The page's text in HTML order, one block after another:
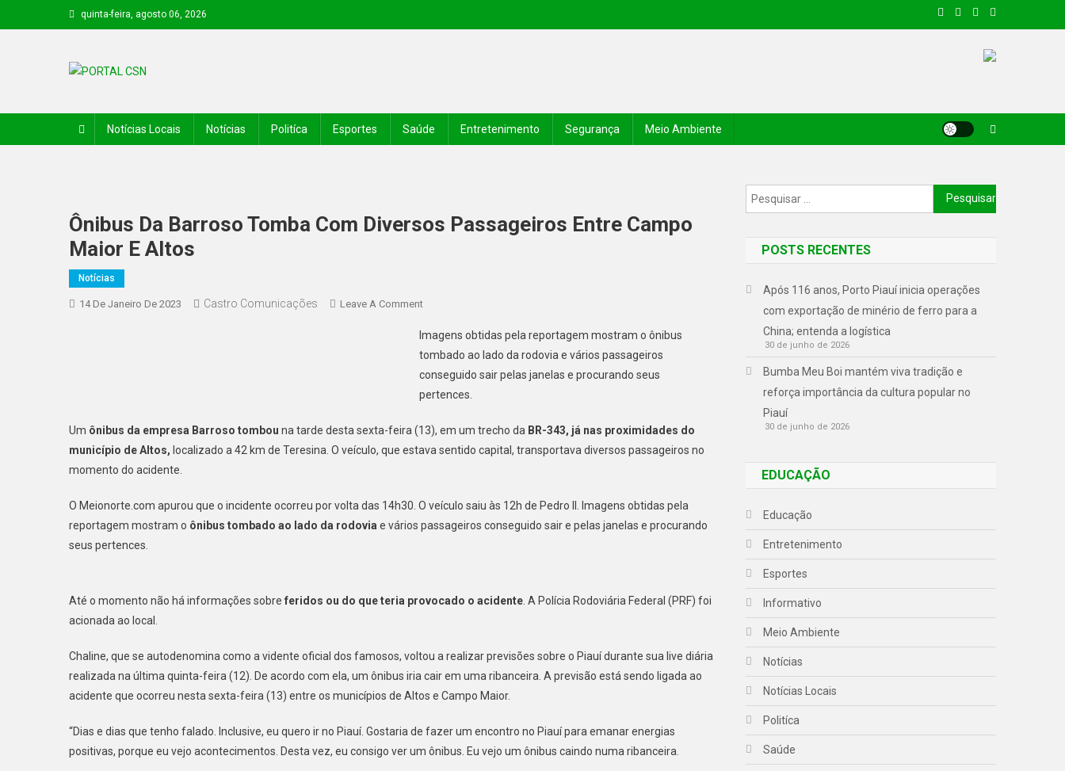
quinta-feira, agosto 06, 2026
Notícias Locais Notícias Politíca Esportes Saúde Entretenimento Segurança Meio Ambiente
Ônibus Da Barroso Tomba Com Diversos Passageiros Entre Campo
Maior E Altos
Notícias
14 De Janeiro De 2023 Castro Comunicações Leave A Comment
Imagens obtidas pela reportagem mostram o ônibus
tombado ao lado da rodovia e vários passageiros
conseguido sair pelas janelas e procurando seus
pertences.
Um ônibus da empresa Barroso tombou na tarde desta sexta-feira (13), em um trecho da BR-343, já nas proximidades do
município de Altos, localizado a 42 km de Teresina. O veículo, que estava sentido capital, transportava diversos passageiros no
momento do acidente.
O Meionorte.com apurou que o incidente ocorreu por volta das 14h30. O veículo saiu às 12h de Pedro II. Imagens obtidas pela
reportagem mostram o ônibus tombado ao lado da rodovia e vários passageiros conseguido sair e pelas janelas e procurando
seus pertences.
Até o momento não há informações sobre feridos ou do que teria provocado o acidente . A Polícia Rodoviária Federal (PRF) foi
acionada ao local.
Chaline, que se autodenomina como a vidente oficial dos famosos, voltou a realizar previsões sobre o Piauí durante sua live diária
realizada na última quinta-feira (12). De acordo com ela, um ônibus iria cair em uma ribanceira. A previsão está sendo ligada ao
acidente que ocorreu nesta sexta-feira (13) entre os municípios de Altos e Campo Maior.
“Dias e dias que tenho falado. Inclusive, eu quero ir no Piauí. Gostaria de fazer um encontro no Piauí para emanar energias
positivas, porque eu vejo acontecimentos. Desta vez, eu consigo ver um ônibus. Eu vejo um ônibus caindo numa ribanceira.
POSTS RECENTES
Após 116 anos, Porto Piauí inicia operações
com exportação de minério de ferro para a
China; entenda a logística
30 de junho de 2026
Bumba Meu Boi mantém viva tradição e
reforça importância da cultura popular no
Piauí
30 de junho de 2026
EDUCAÇÃO
Educação
Entretenimento
Esportes
Informativo
Meio Ambiente
Notícias
Notícias Locais
Politíca
Saúde